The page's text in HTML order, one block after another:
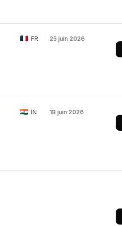
FR 25 juin 2026
IN 18 juin 2026